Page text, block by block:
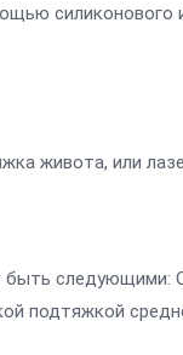
силиконового
живота, или
следующими:
подтяжкой